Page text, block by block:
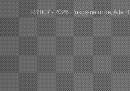
© 2007 - 2026 · fokus-natur.de, Alle